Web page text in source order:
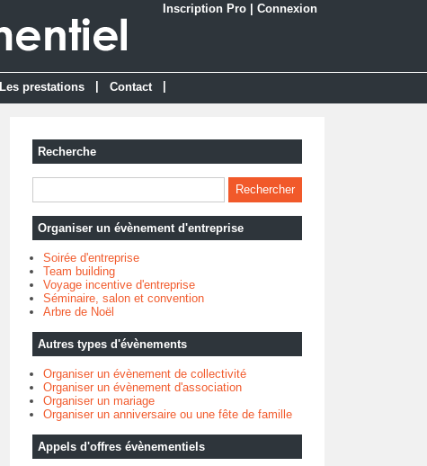
Inscription Pro Connexion
Les prestations Contact
Recherche
Organiser un évènement d'entreprise
Soirée d'entreprise
Team building
Voyage incentive d'entreprise
Séminaire, salon et convention
Arbre de Noël
Autres types d'évènements
Organiser un évènement de collectivité
Organiser un évènement d'association
Organiser un mariage
Organiser un anniversaire ou une fête de famille
Appels d'offres évènementiels